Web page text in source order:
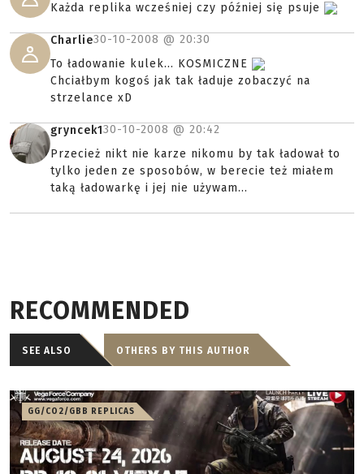
Każda replika wcześniej czy później się psuje
Charlie30-10-2008 @ 20:30
To ładowanie kulek... KOSMICZNE
Chciałbym kogoś jak tak ładuje zobaczyć na
strzelance xD
gryncek130-10-2008 @ 20:42
Przecież nikt nie karze nikomu by tak ładował to
tylko jeden ze sposobów, w berecie też miałem
taką ładowarkę i jej nie używam...
RECOMMENDED
SEE ALSO OTHERS BY THIS AUTHOR
GG/CO2/GBB REPLICAS